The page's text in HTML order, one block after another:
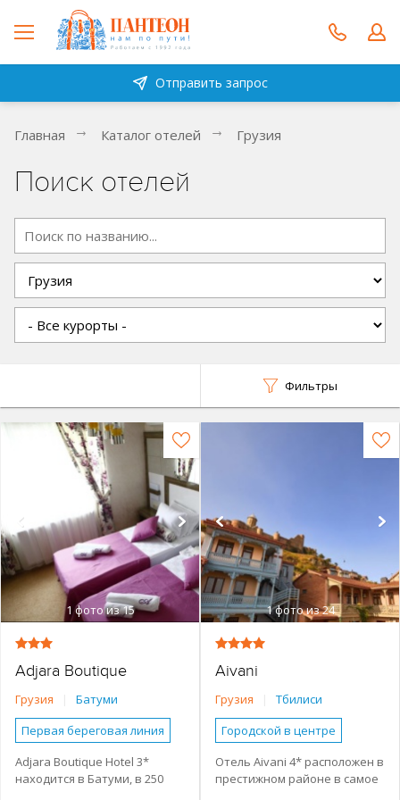
Отправить запрос
Главная Каталог отелей Грузия
Поиск отелей
Фильтры
1фото из 15
Adjara Boutique
Грузия
Батуми
Первая береговая линия
Наличие туристической
инфраструктуры рядом
Adjara Boutique Hotel 3*
находится в Батуми, в 250
1фото из 24
Aivani
Грузия
Тбилиси
Городской в центре
Небольшой отель
Семейные номера
Отель Aivani 4* расположен в
престижном районе в самое